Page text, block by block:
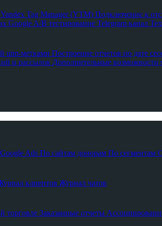
Tag Manager (YTM) Подключение к
Google A/B тестирование Telegram канал
utm-метками Построение отчетов по дате
и рассылок Дополнительные возможности
Google Ads По сайтам донорам По сегментам
клиентов Журнал чатов
торговле Заказанные отчеты